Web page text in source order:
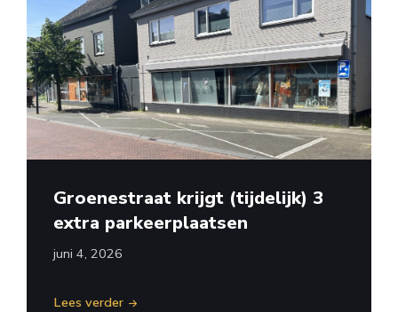
Groenestraat krijgt (tijdelijk) 3
extra parkeerplaatsen
juni 4, 2026
Lees verder